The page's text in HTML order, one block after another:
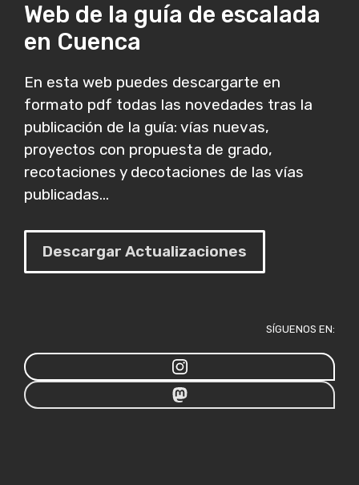
Web de la guía de escalada
en Cuenca
En esta web puedes descargarte en
formato pdf todas las novedades tras la
publicación de la guía: vías nuevas,
proyectos con propuesta de grado,
recotaciones y decotaciones de las vías
publicadas...
Descargar Actualizaciones
SÍGUENOS EN: